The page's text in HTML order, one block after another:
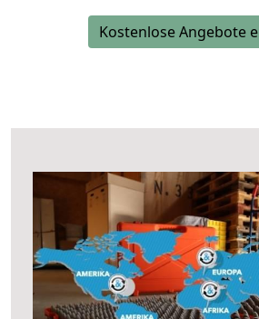
Kostenlose Angebote